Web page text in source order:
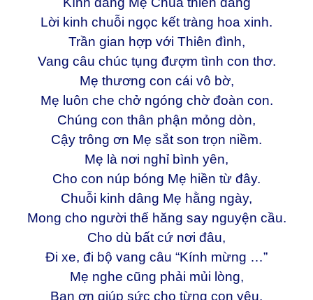
Lời kinh chuỗi ngọc kết tràng hoa xinh.
Trần gian hợp với Thiên đình,
Vang câu chúc tụng đượm tình con thơ.
Mẹ thương con cái vô bờ,
Mẹ luôn che chở ngóng chờ đoàn con.
Chúng con thân phận mỏng dòn,
Cậy trông ơn Mẹ sắt son trọn niềm.
Mẹ là nơi nghỉ bình yên,
Cho con núp bóng Mẹ hiền từ đây.
Chuỗi kinh dâng Mẹ hằng ngày,
Mong cho người thế hăng say nguyện cầu.
Cho dù bất cứ nơi đâu,
Đi xe, đi bộ vang câu “Kính mừng …”
Mẹ nghe cũng phải mủi lòng,
Ban ơn giúp sức cho từng con yêu.